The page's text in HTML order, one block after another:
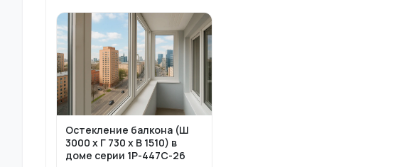
Остекление балкона (Ш
3000 х Г 730 х В 1510) в
доме серии 1Р-447С-26